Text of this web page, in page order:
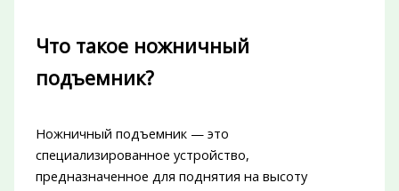
Что такое ножничный
подъемник?
Ножничный подъемник — это
специализированное устройство,
предназначенное для поднятия на высоту